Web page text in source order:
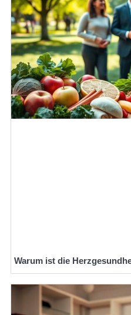
Warum ist die